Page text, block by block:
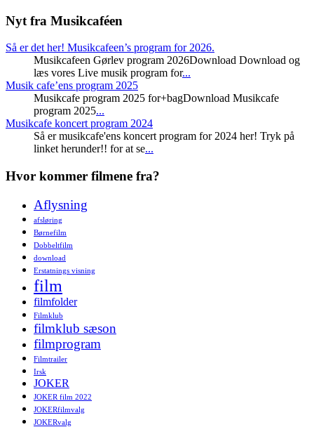
Nyt fra Musikcaféen
Så er det her! Musikcafeen’s program for 2026.
Musikcafeen Gørlev program 2026Download Download og
læs vores Live musik program for...
Musik cafe’ens program 2025
Musikcafe program 2025 for+bagDownload Musikcafe
program 2025...
Musikcafe koncert program 2024
Så er musikcafe'ens koncert program for 2024 her! Tryk på
linket herunder!! for at se...
Hvor kommer filmene fra?
Aflysning
afsløring
Børnefilm
Dobbeltfilm
download
Erstatnings visning
film
filmfolder
Filmklub
filmklub sæson
filmprogram
Filmtrailer
Irsk
JOKER
JOKER film 2022
JOKERfilmvalg
JOKERvalg